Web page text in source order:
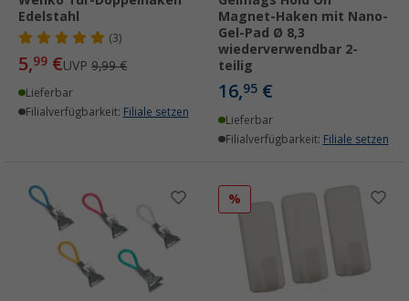
Edelstahl
(3)
5,99 €UVP 9,99 €
Lieferbar
Filialverfügbarkeit: Filiale setzen
Magnet-Haken mit Nano-
Gel-Pad Ø 8,3
wiederverwendbar 2-
teilig
16,95 €
Lieferbar
Filialverfügbarkeit: Filiale setzen
%